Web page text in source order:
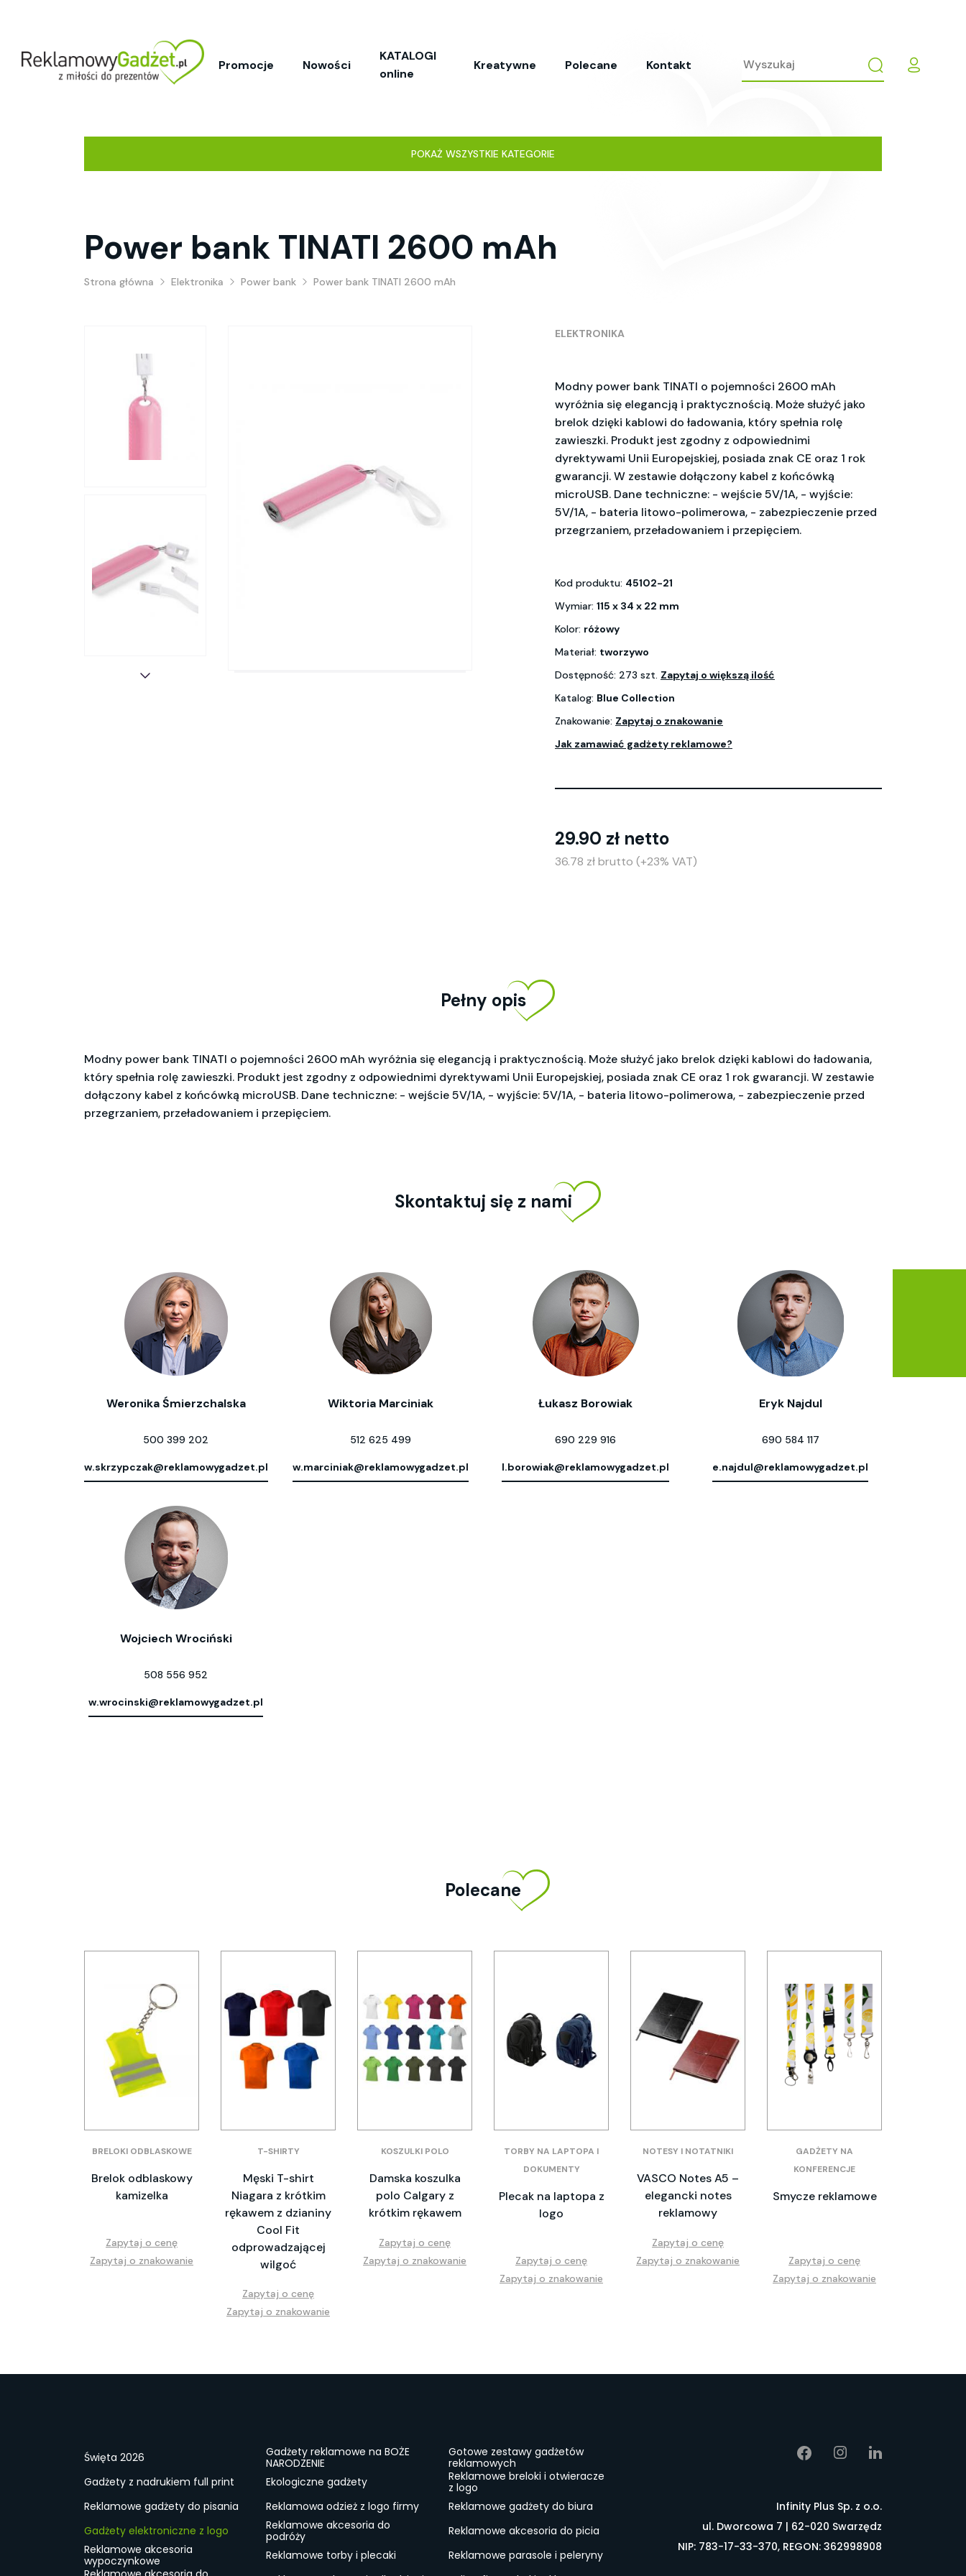
Promocje Nowości
KATALOGI
online
Kreatywne Polecane Kontakt
POKAŻ WSZYSTKIE KATEGORIE
Power bank TINATI 2600 mAh
Strona główna Elektronika Power bank Power bank TINATI 2600 mAh
ELEKTRONIKA
Modny power bank TINATI o pojemności 2600 mAh
wyróżnia się elegancją i praktycznością. Może służyć jako
brelok dzięki kablowi do ładowania, który spełnia rolę
zawieszki. Produkt jest zgodny z odpowiednimi
dyrektywami Unii Europejskiej, posiada znak CE oraz 1 rok
gwarancji. W zestawie dołączony kabel z końcówką
microUSB. Dane techniczne: - wejście 5V/1A, - wyjście:
5V/1A, - bateria litowo-polimerowa, - zabezpieczenie przed
przegrzaniem, przeładowaniem i przepięciem.
Kod produktu: 45102-21
Wymiar: 115 x 34 x 22 mm
Kolor: różowy
Materiał: tworzywo
Dostępność: 273 szt. Zapytaj o większą ilość
Katalog: Blue Collection
Znakowanie: Zapytaj o znakowanie
Jak zamawiać gadżety reklamowe?
29.90 zł netto
36.78 zł brutto (+23% VAT)
Pełny opis
Modny power bank TINATI o pojemności 2600 mAh wyróżnia się elegancją i praktycznością. Może służyć jako brelok dzięki kablowi do ładowania,
który spełnia rolę zawieszki. Produkt jest zgodny z odpowiednimi dyrektywami Unii Europejskiej, posiada znak CE oraz 1 rok gwarancji. W zestawie
dołączony kabel z końcówką microUSB. Dane techniczne: - wejście 5V/1A, - wyjście: 5V/1A, - bateria litowo-polimerowa, - zabezpieczenie przed
przegrzaniem, przeładowaniem i przepięciem.
Skontaktuj się z nami
Weronika Śmierzchalska
500 399 202
w.skrzypczak@reklamowygadzet.pl
Wiktoria Marciniak
512 625 499
w.marciniak@reklamowygadzet.pl
Łukasz Borowiak
690 229 916
l.borowiak@reklamowygadzet.pl
Eryk Najdul
690 584 117
e.najdul@reklamowygadzet.pl
Wojciech Wrociński
508 556 952
w.wrocinski@reklamowygadzet.pl
Polecane
BRELOKI ODBLASKOWE
Brelok odblaskowy
kamizelka
Zapytaj o cenę
Zapytaj o znakowanie
T-SHIRTY
Męski T-shirt
Niagara z krótkim
rękawem z dzianiny
Cool Fit
odprowadzającej
wilgoć
Zapytaj o cenę
Zapytaj o znakowanie
KOSZULKI POLO
Damska koszulka
polo Calgary z
krótkim rękawem
Zapytaj o cenę
Zapytaj o znakowanie
TORBY NA LAPTOPA I
DOKUMENTY
Plecak na laptopa z
logo
Zapytaj o cenę
Zapytaj o znakowanie
NOTESY I NOTATNIKI
VASCO Notes A5 –
elegancki notes
reklamowy
Zapytaj o cenę
Zapytaj o znakowanie
GADŻETY NA
KONFERENCJE
Smycze reklamowe
Zapytaj o cenę
Zapytaj o znakowanie
Święta 2026
Gadżety reklamowe na BOŻE
NARODZENIE
Gotowe zestawy gadżetów
reklamowych
Gadżety z nadrukiem full print
Ekologiczne gadżety
Reklamowe breloki i otwieracze
z logo
Reklamowe gadżety do pisania
Reklamowa odzież z logo firmy
Reklamowe gadżety do biura
Gadżety elektroniczne z logo
Reklamowe akcesoria do
podróży
Reklamowe akcesoria do picia
Reklamowe akcesoria
wypoczynkowe
Reklamowe torby i plecaki
Reklamowe parasole i peleryny
Infinity Plus Sp. z o.o.
ul. Dworcowa 7 | 62-020 Swarzędz
NIP: 783-17-33-370, REGON: 362998908